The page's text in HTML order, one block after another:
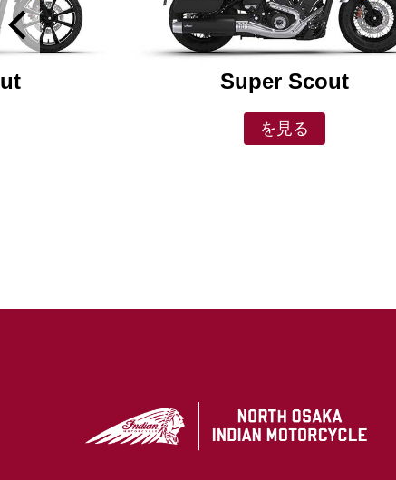
Super Scout
を見る